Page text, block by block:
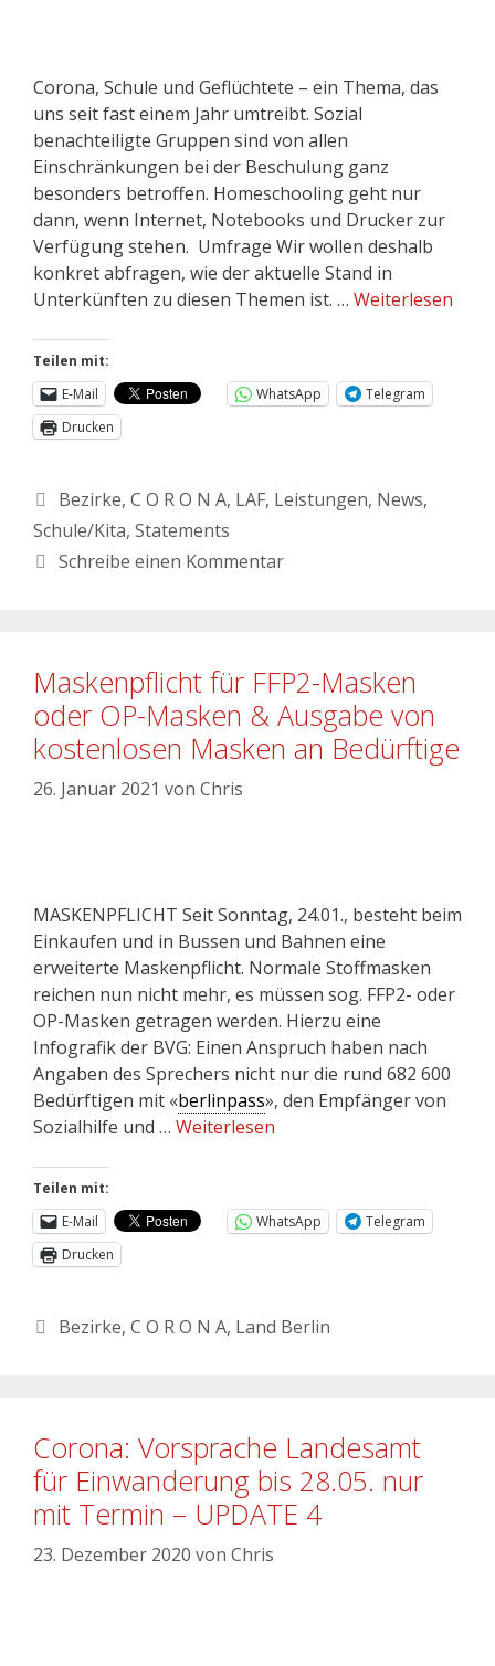
Corona, Schule und Geflüchtete – ein Thema, das
uns seit fast einem Jahr umtreibt. Sozial
benachteiligte Gruppen sind von allen
Einschränkungen bei der Beschulung ganz
besonders betroffen. Homeschooling geht nur
dann, wenn Internet, Notebooks und Drucker zur
Verfügung stehen. Umfrage Wir wollen deshalb
konkret abfragen, wie der aktuelle Stand in
Unterkünften zu diesen Themen ist. … Weiterlesen
Teilen mit:
E-Mail
WhatsApp
Telegram
Drucken
Bezirke, C O R O N A, LAF, Leistungen, News,
Schule/Kita, Statements
Schreibe einen Kommentar
Maskenpflicht für FFP2-Masken
oder OP-Masken & Ausgabe von
kostenlosen Masken an Bedürftige
26. Januar 2021 von Chris
MASKENPFLICHT Seit Sonntag, 24.01., besteht beim
Einkaufen und in Bussen und Bahnen eine
erweiterte Maskenpflicht. Normale Stoffmasken
reichen nun nicht mehr, es müssen sog. FFP2- oder
OP-Masken getragen werden. Hierzu eine
Infografik der BVG: Einen Anspruch haben nach
Angaben des Sprechers nicht nur die rund 682 600
Bedürftigen mit «berlinpass», den Empfänger von
Sozialhilfe und … Weiterlesen
Teilen mit:
E-Mail
WhatsApp
Telegram
Drucken
Bezirke, C O R O N A, Land Berlin
Corona: Vorsprache Landesamt
für Einwanderung bis 28.05. nur
mit Termin – UPDATE 4
23. Dezember 2020 von Chris